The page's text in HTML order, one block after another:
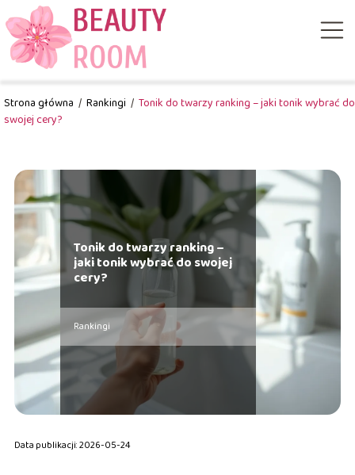
Strona główna / Rankingi / Tonik do twarzy ranking – jaki tonik wybrać do
swojej cery?
Tonik do twarzy ranking –
jaki tonik wybrać do swojej
cery?
Rankingi
Data publikacji: 2026-05-24